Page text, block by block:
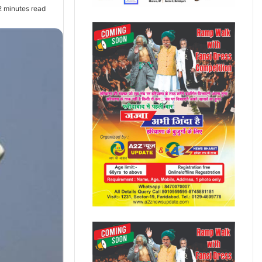
minutes read